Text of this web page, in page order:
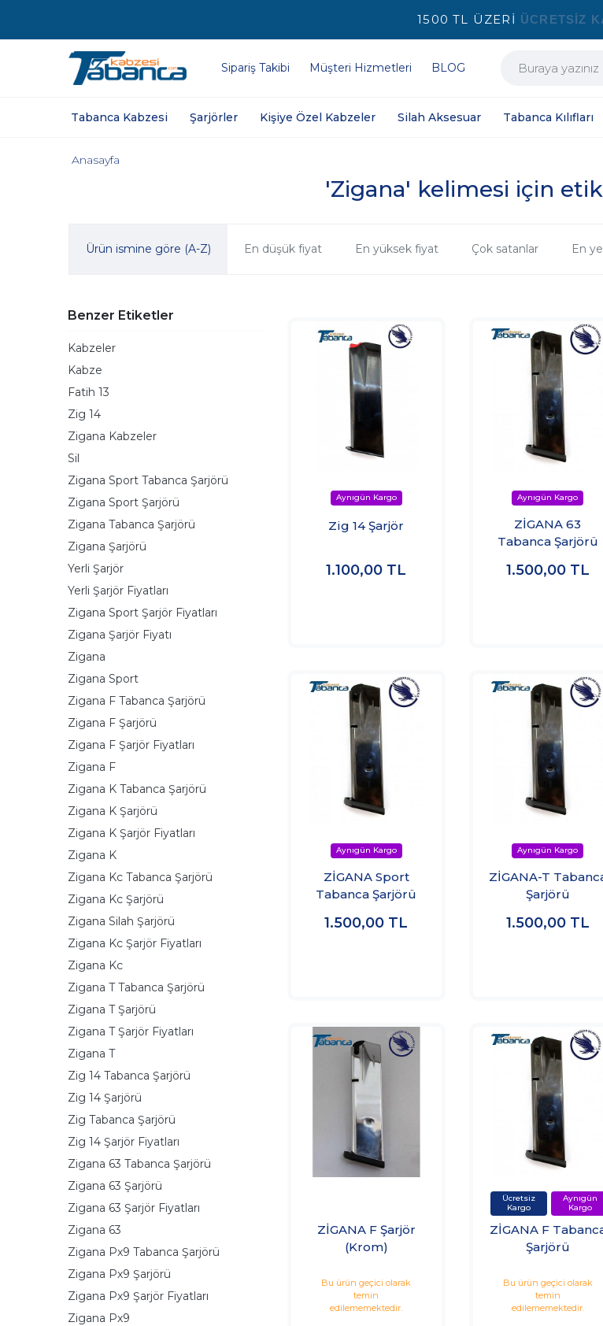
1500 TL ÜZERİ ÜCRETSİZ
Sipariş Takibi Müşteri Hizmetleri BLOG
Tabanca Kabzesi Şarjörler Kişiye Özel Kabzeler Silah Aksesuar Tabanca Kılıfları
'Zigana' kelimesi için
Anasayfa
Ürün ismine göre (A-Z) En düşük fiyat En yüksek fiyat Çok satanlar En
Benzer Etiketler
Kabzeler
Kabze
Fatih 13
Zig 14
Zigana Kabzeler
Sil
Zigana Sport Tabanca Şarjörü
Zigana Sport Şarjörü
Zigana Tabanca Şarjörü
Zigana Şarjörü
Yerli Şarjör
Yerli Şarjör Fiyatları
Zigana Sport Şarjör Fiyatları
Zigana Şarjör Fiyatı
Zigana
Zigana Sport
Zigana F Tabanca Şarjörü
Zigana F Şarjörü
Zigana F Şarjör Fiyatları
Zigana F
Zigana K Tabanca Şarjörü
Zigana K Şarjörü
Zigana K Şarjör Fiyatları
Zigana K
Zigana Kc Tabanca Şarjörü
Zigana Kc Şarjörü
Zigana Silah Şarjörü
Zigana Kc Şarjör Fiyatları
Zigana Kc
Zigana T Tabanca Şarjörü
Zigana T Şarjörü
Zigana T Şarjör Fiyatları
Zigana T
Zig 14 Tabanca Şarjörü
Zig 14 Şarjörü
Zig Tabanca Şarjörü
Zig 14 Şarjör Fiyatları
Zigana 63 Tabanca Şarjörü
Zigana 63 Şarjörü
Zigana 63 Şarjör Fiyatları
Zigana 63
Zigana Px9 Tabanca Şarjörü
Zigana Px9 Şarjörü
Zigana Px9 Şarjör Fiyatları
Zigana Px9
Zig 14 Şarjör
1.100,00 TL
ZİGANA 63
Tabanca Şarjörü
1.500,00 TL
ZİGANA Sport
Tabanca Şarjörü
1.500,00 TL
ZİGANA-T
Şarjörü
1.500,00 TL
ZİGANA F Şarjör
(Krom)
Bu ürün geçici olarak
temin
edilememektedir.
ZİGANA F
Şarjörü
Bu ürün geçici olarak
temin
edilememektedir.